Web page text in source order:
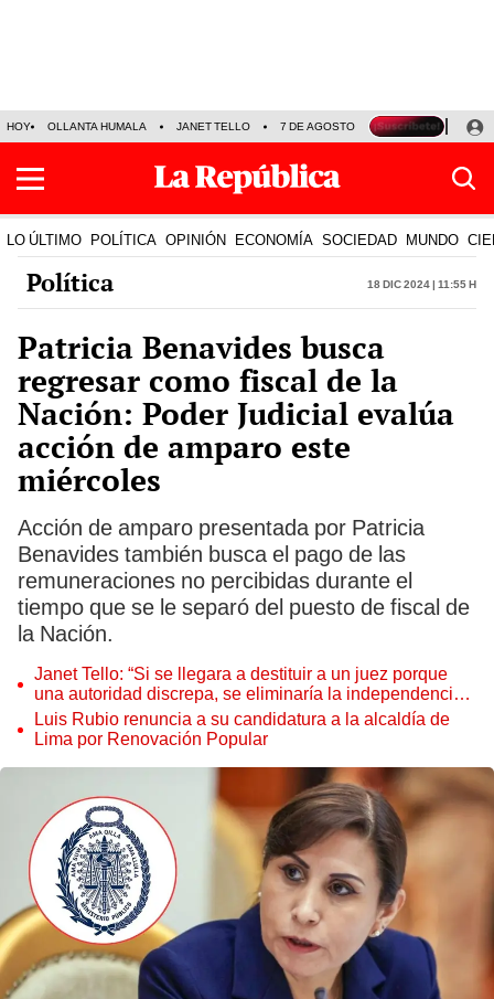
HOY OLLANTA HUMALA JANET TELLO 7 DE AGOSTO TINKA RESULTADOS
LO ÚLTIMO POLÍTICA OPINIÓN ECONOMÍA SOCIEDAD MUNDO
Política 18 Dic 2024 | 11:55 h
Patricia Benavides busca
regresar como fiscal de la
Nación: Poder Judicial evalúa
acción de amparo este
miércoles
Acción de amparo presentada por Patricia
Benavides también busca el pago de las
remuneraciones no percibidas durante el
tiempo que se le separó del puesto de fiscal de
la Nación.
Janet Tello: “Si se llegara a destituir a un juez porque
una autoridad discrepa, se eliminaría la independencia
judicial”
Luis Rubio renuncia a su candidatura a la alcaldía de
Lima por Renovación Popular